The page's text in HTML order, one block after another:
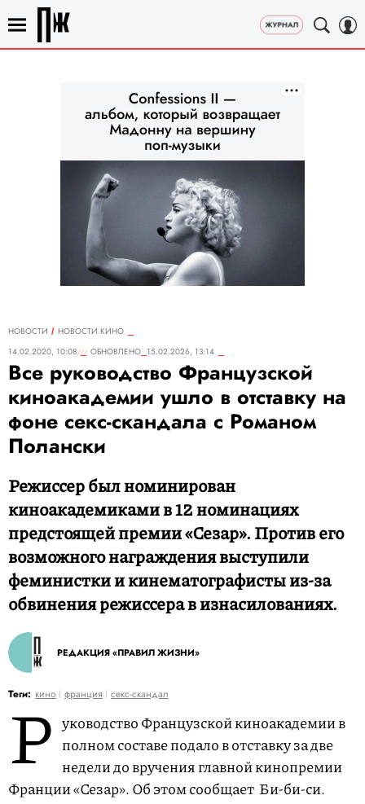
НОВОСТИ
НОВОСТИ КИНО
14.02.2020, 10:08
ОБНОВЛЕНО 15.02.2026, 13:14
Все руководство Французской
киноакадемии ушло в отставку на
фоне секс-скандала с Романом
Полански
Режиссер был номинирован
киноакадемиками в 12 номинациях
предстоящей премии «Сезар». Против его
возможного награждения выступили
феминистки и кинематографисты из-за
обвинения режиссера в изнасилованиях.
РЕДАКЦИЯ «ПРАВИЛ ЖИЗНИ»
Теги: кино франция секс-скандал
Р уководство Французской киноакадемии в
полном составе подало в отставку за две
недели до вручения главной кинопремии
Франции «Сезар». Об этом сообщает Би-би-си.